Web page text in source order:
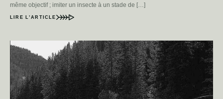
même objectif ; imiter un insecte à un stade de […]
LIRE L’ARTICLE